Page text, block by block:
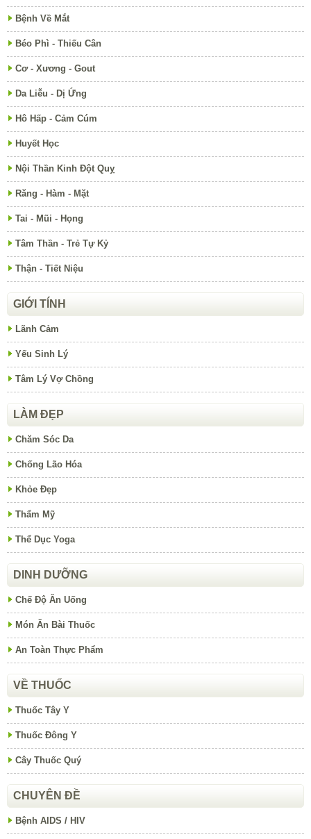
Bệnh Về Mắt
Béo Phì - Thiếu Cân
Cơ - Xương - Gout
Da Liễu - Dị Ứng
Hô Hấp - Cảm Cúm
Huyết Học
Nội Thần Kinh Đột Quỵ
Răng - Hàm - Mặt
Tai - Mũi - Họng
Tâm Thần - Trẻ Tự Kỷ
Thận - Tiết Niệu
GIỚI TÍNH
Lãnh Cảm
Yếu Sinh Lý
Tâm Lý Vợ Chồng
LÀM ĐẸP
Chăm Sóc Da
Chống Lão Hóa
Khỏe Đẹp
Thẩm Mỹ
Thể Dục Yoga
DINH DƯỠNG
Chế Độ Ăn Uống
Món Ăn Bài Thuốc
An Toàn Thực Phẩm
VỀ THUỐC
Thuốc Tây Y
Thuốc Đông Y
Cây Thuốc Quý
CHUYÊN ĐỀ
Bệnh AIDS / HIV